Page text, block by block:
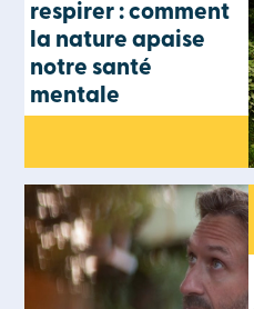
respirer : comment
la nature apaise
notre santé
mentale